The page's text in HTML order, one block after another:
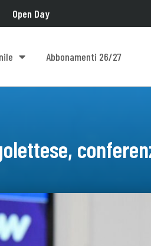
Open Day
Abbonamenti 26/27